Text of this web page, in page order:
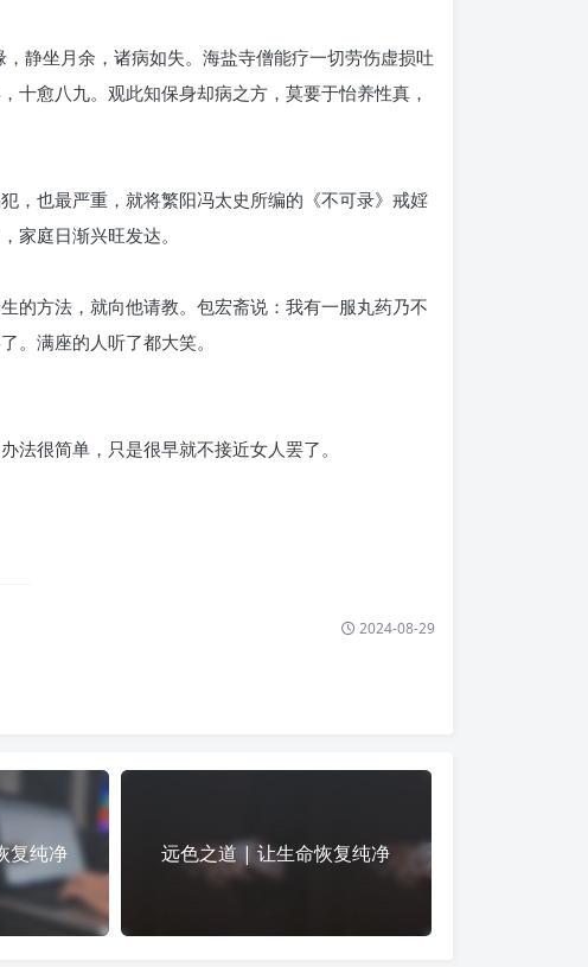
静坐月余，诸病如失。海盐寺僧能疗一切劳伤虚损吐
十愈八九。观此知保身却病之方，莫要于怡养性真，
，也最严重，就将繁阳冯太史所编的《不可录》戒婬
家庭日渐兴旺发达。
的方法，就向他请教。包宏斋说：我有一服丸药乃不
。满座的人听了都大笑。
很简单，只是很早就不接近女人罢了。
2024-08-29
复纯净 远色之道 | 让生命恢复纯净